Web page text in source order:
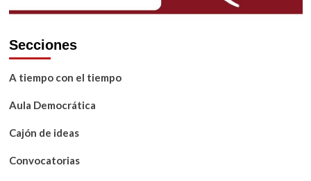
Secciones
A tiempo con el tiempo
Aula Democrática
Cajón de ideas
Convocatorias